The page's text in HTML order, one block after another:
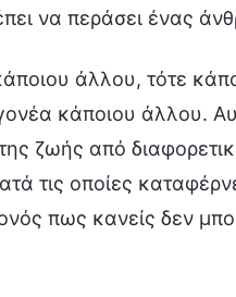
να περάσει ένας
άλλου, τότε
κάποιου άλλου.
ζωής από
τις οποίες
πως κανείς δεν